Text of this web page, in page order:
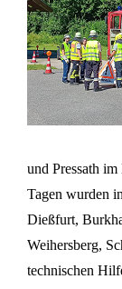
und Pressath
Tagen wurden
Dießfurt,
Weihersberg,
technischen